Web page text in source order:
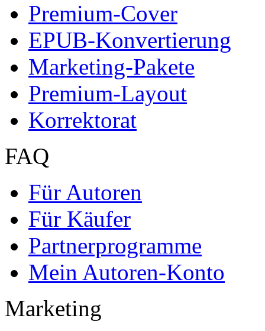
Premium-Cover
EPUB-Konvertierung
Marketing-Pakete
Premium-Layout
Korrektorat
FAQ
Für Autoren
Für Käufer
Partnerprogramme
Mein Autoren-Konto
Marketing